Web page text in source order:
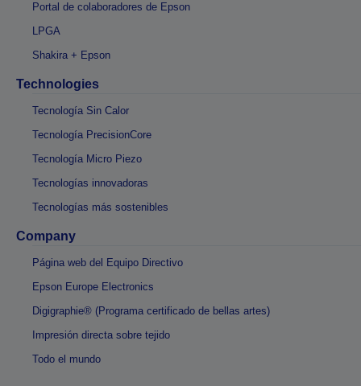
Portal de colaboradores de Epson
LPGA
Shakira + Epson
Technologies
Tecnología Sin Calor
Tecnología PrecisionCore
Tecnología Micro Piezo
Tecnologías innovadoras
Tecnologías más sostenibles
Company
Página web del Equipo Directivo
Epson Europe Electronics
Digigraphie® (Programa certificado de bellas artes)
Impresión directa sobre tejido
Todo el mundo